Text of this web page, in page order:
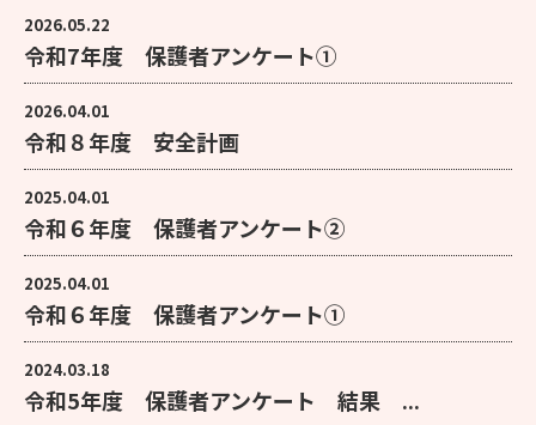
2026.05.22
令和7年度 保護者アンケート①
2026.04.01
令和８年度 安全計画
2025.04.01
令和６年度 保護者アンケート②
2025.04.01
令和６年度 保護者アンケート①
2024.03.18
令和5年度 保護者アンケート 結果 ...